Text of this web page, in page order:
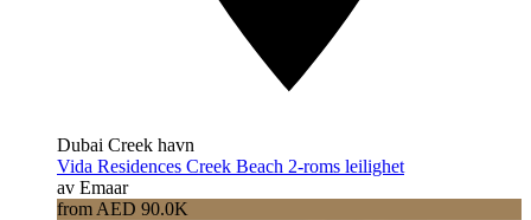
Dubai Creek havn
Vida Residences Creek Beach 2-roms leilighet
av Emaar
from AED 90.0K